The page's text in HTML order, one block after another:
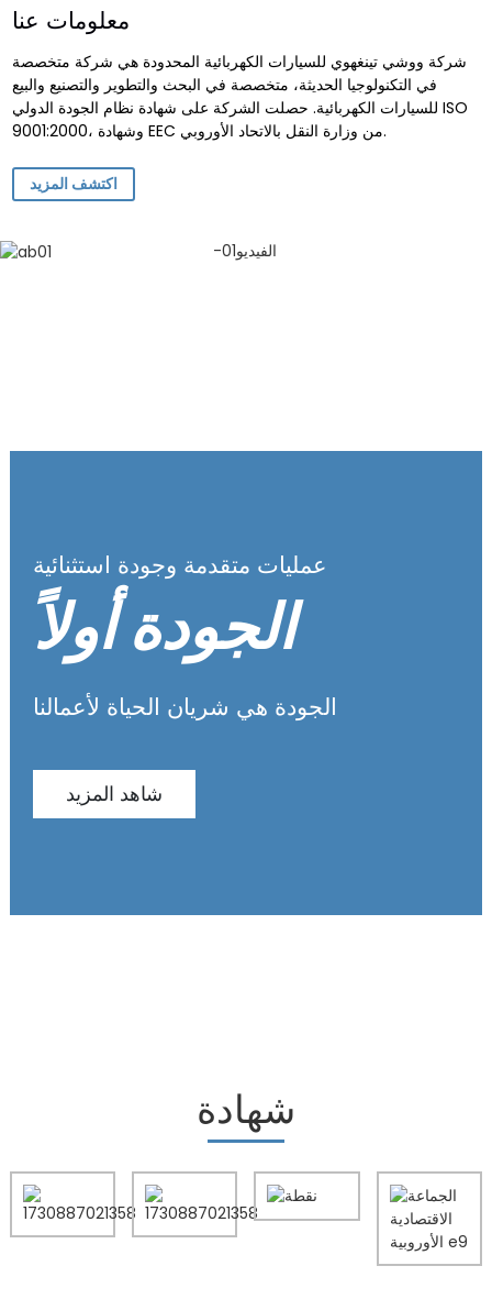
معلومات عنا
شركة ووشي تينغهوي للسيارات الكهربائية المحدودة هي شركة متخصصة
في التكنولوجيا الحديثة، متخصصة في البحث والتطوير والتصنيع والبيع
للسيارات الكهربائية. حصلت الشركة على شهادة نظام الجودة الدولي ISO
9001:2000، وشهادة EEC من وزارة النقل بالاتحاد الأوروبي.
اكتشف المزيد
عمليات متقدمة وجودة استثنائية
الجودة أولاً
الجودة هي شريان الحياة لأعمالنا
شاهد المزيد
شهادة